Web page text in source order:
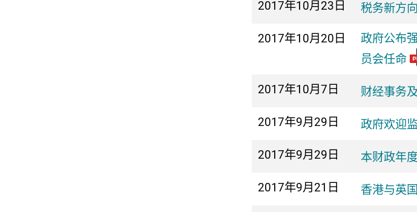
2017年10月23日 税务新方
2017年10月20日
政府公布
员会任命
2017年10月7日 财经事务
2017年9月29日 政府欢迎
2017年9月29日 本财政年
2017年9月21日 香港与英